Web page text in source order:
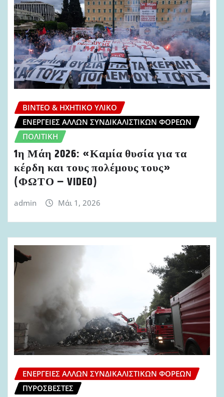
ΒΊΝΤΕΟ & ΗΧΗΤΙΚΌ ΥΛΙΚΌ
ΕΝΈΡΓΕΙΕΣ ΆΛΛΩΝ ΣΥΝΔΙΚΑΛΙΣΤΙΚΏΝ ΦΟΡΈΩΝ
ΠΟΛΙΤΙΚΉ
1η Μάη 2026: «Καμία θυσία για τα
κέρδη και τους πολέμους τους»
(ΦΩΤΟ – VIDEO)
admin Μάι 1, 2026
ΕΝΈΡΓΕΙΕΣ ΆΛΛΩΝ ΣΥΝΔΙΚΑΛΙΣΤΙΚΏΝ ΦΟΡΈΩΝ
ΠΥΡΟΣΒΈΣΤΕΣ